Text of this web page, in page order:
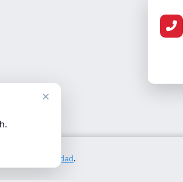
Política de privacidad.
×